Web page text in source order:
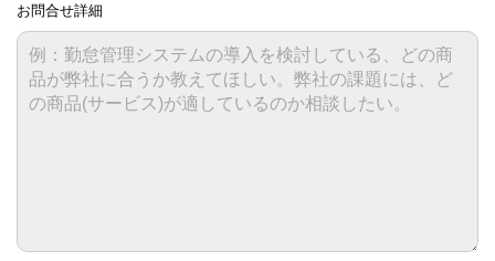
お問合せ詳細